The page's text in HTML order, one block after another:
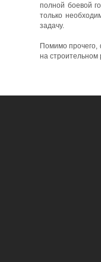
полной боевой
только
задачу.
Помимо прочего,
на строительном